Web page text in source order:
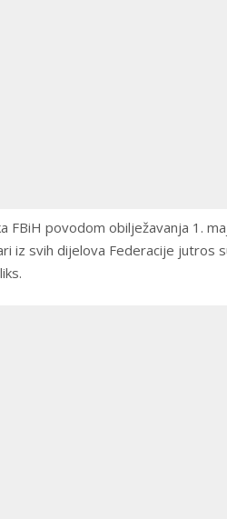
FBiH povodom obilježavanja 1.
iz svih dijelova Federacije jutros